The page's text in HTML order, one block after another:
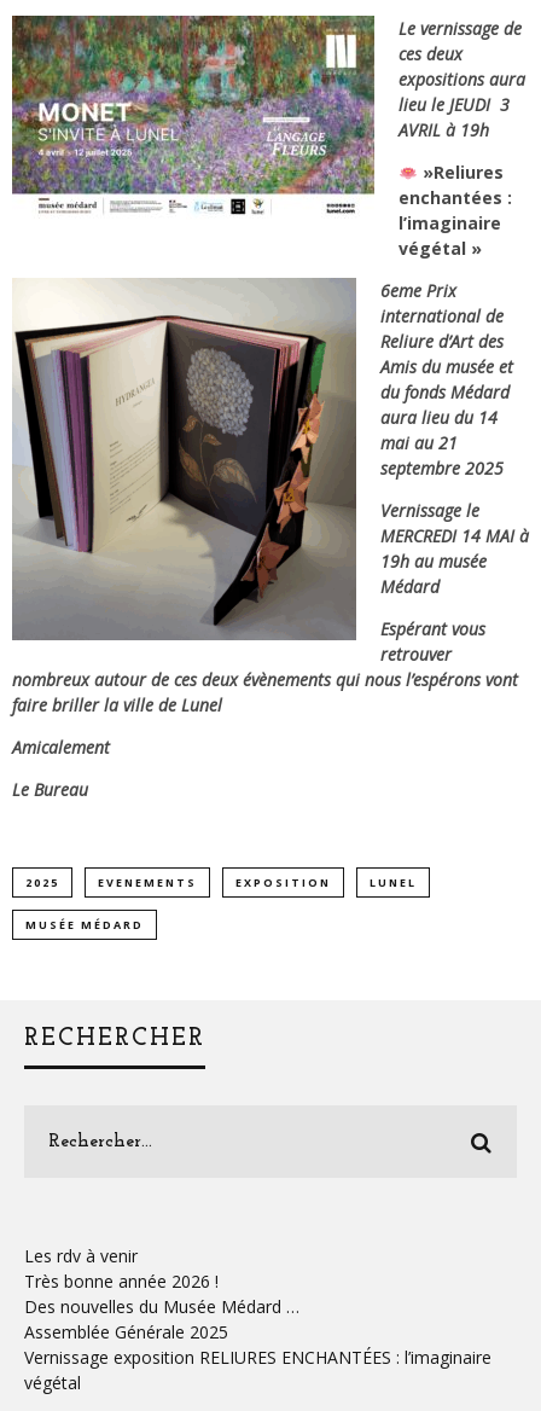
Le vernissage de
ces deux
expositions aura
lieu le JEUDI 3
AVRIL à 19h
»Reliures
enchantées :
l’imaginaire
végétal »
6eme Prix
international de
Reliure d’Art des
Amis du musée et
du fonds Médard
aura lieu du 14
mai au 21
septembre 2025
Vernissage le
MERCREDI 14 MAI à
19h au musée
Médard
Espérant vous
retrouver
nombreux autour de ces deux évènements qui nous l’espérons vont
faire briller la ville de Lunel
Amicalement
Le Bureau
2025 EVENEMENTS EXPOSITION LUNEL
MUSÉE MÉDARD
RECHERCHER
Les rdv à venir
Très bonne année 2026 !
Des nouvelles du Musée Médard …
Assemblée Générale 2025
Vernissage exposition RELIURES ENCHANTÉES : l’imaginaire
végétal